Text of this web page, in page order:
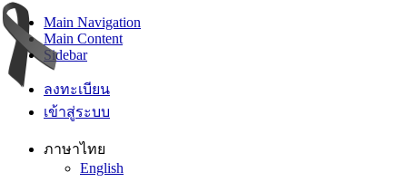
Main Navigation
Main Content
Sidebar
ลงทะเบียน
เข้าสู่ระบบ
ภาษาไทย
English